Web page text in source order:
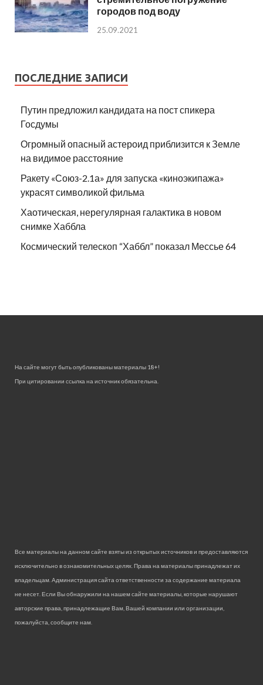
городов под воду
25.09.2021
ПОСЛЕДНИЕ ЗАПИСИ
Путин предложил кандидата на пост спикера
Госдумы
Огромный опасный астероид приблизится к Земле
на видимое расстояние
Ракету «Союз-2.1а» для запуска «киноэкипажа»
украсят символикой фильма
Хаотическая, нерегулярная галактика в новом
снимке Хаббла
Космический телескоп “Хаббл” показал Мессье 64
На сайте могут быть опубликованы материалы 18+!
При цитировании ссылка на источник обязательна.
Все материалы на данном сайте взяты из открытых источников и предоставляются
исключительно в ознакомительных целях. Права на материалы принадлежат их
владельцам. Администрация сайта ответственности за содержание материала
не несет. Если Вы обнаружили на нашем сайте материалы, которые нарушают
авторские права, принадлежащие Вам, Вашей компании или организации,
пожалуйста, сообщите нам.